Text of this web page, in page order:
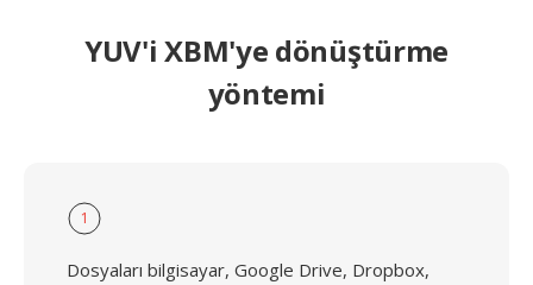
YUV'i XBM'ye dönüştürme
yöntemi
1
Dosyaları bilgisayar, Google Drive, Dropbox,